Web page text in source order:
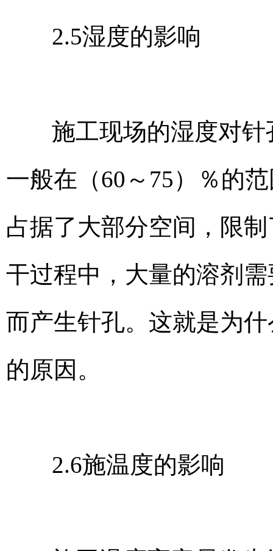
2.5湿度的影响
施工现场的湿度对针
一般在（60～75）％的
占据了大部分空间，限
干过程中，大量的溶剂
而产生针孔。这就是为
的原因。
2.6施温度的影响